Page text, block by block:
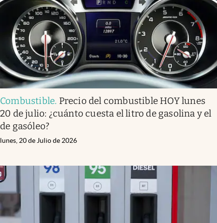
Combustible. Precio del combustible HOY lunes
20 de julio: ¿cuánto cuesta el litro de gasolina y el
de gasóleo?
lunes, 20 de Julio de 2026